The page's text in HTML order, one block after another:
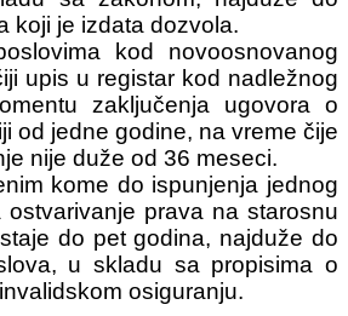
koji je izdata dozvola.
kod novoosnovanog
upis u registar kod nadležnog
zaključenja ugovora o
od jedne godine, na vreme čije
nije duže od 36 meseci.
kome do ispunjenja jednog
prava na starosnu
do pet godina, najduže do
u skladu sa propisima o
osiguranju.